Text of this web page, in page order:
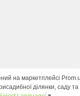
на маркетплейсі